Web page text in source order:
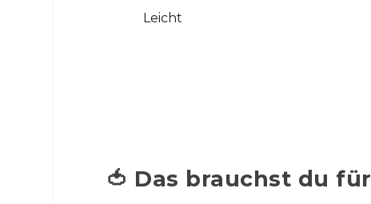
Leicht
🍅 Das brauchst du